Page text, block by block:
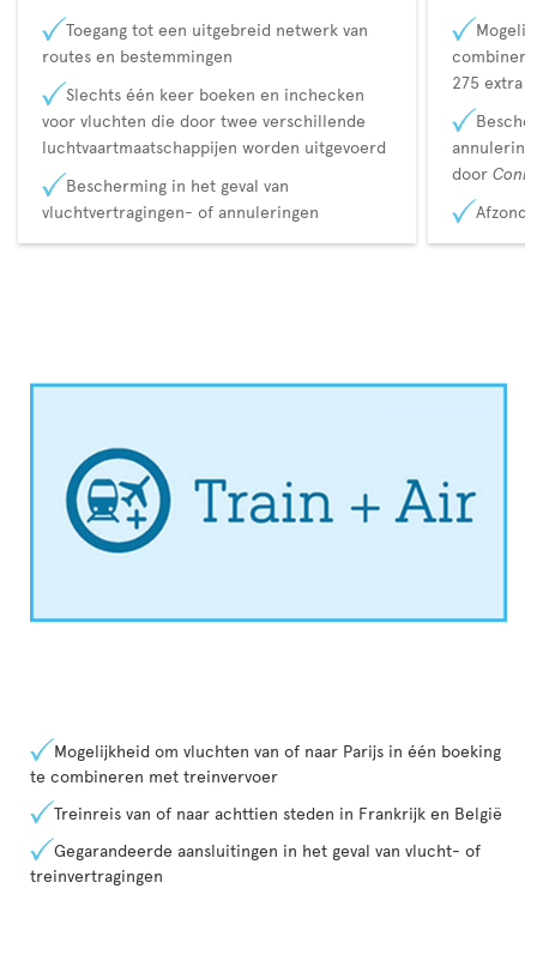
Toegang tot een uitgebreid netwerk van
routes en bestemmingen
Slechts één keer boeken en inchecken
voor vluchten die door twee verschillende
luchtvaartmaatschappijen worden uitgevoerd
Bescherming in het geval van
vluchtvertragingen- of annuleringen
275 extra
door
Mogelijkheid om vluchten van of naar Parijs in één boeking
te combineren met treinvervoer
Treinreis van of naar achttien steden in Frankrijk en België
Gegarandeerde aansluitingen in het geval van vlucht- of
treinvertragingen